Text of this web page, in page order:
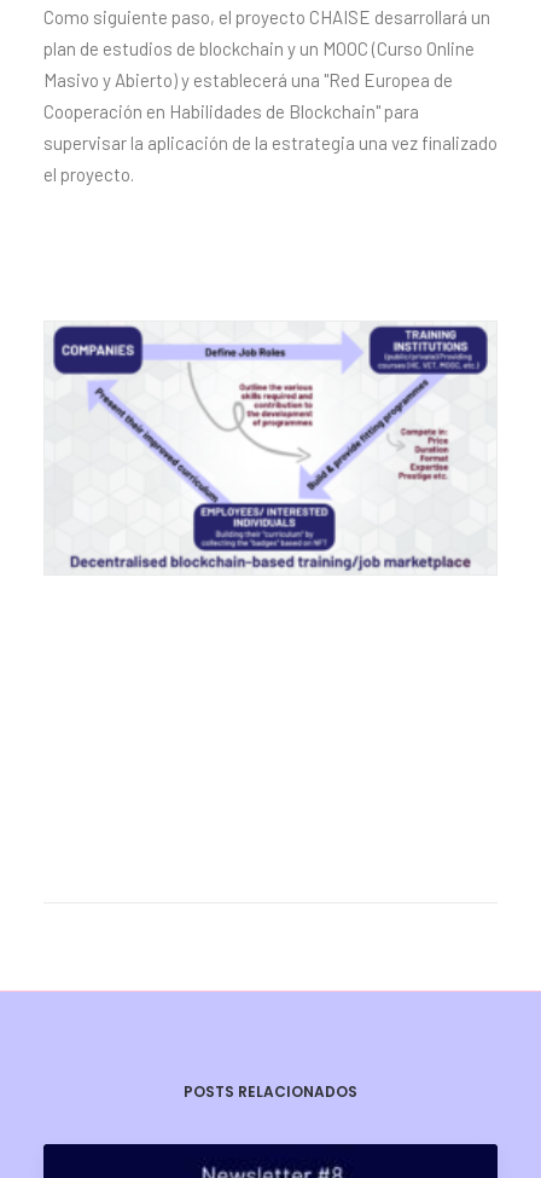
Como siguiente paso, el proyecto CHAISE desarrollará un
plan de estudios de blockchain y un MOOC (Curso Online
Masivo y Abierto) y establecerá una "Red Europea de
Cooperación en Habilidades de Blockchain" para
supervisar la aplicación de la estrategia una vez finalizado
el proyecto.
POSTS RELACIONADOS